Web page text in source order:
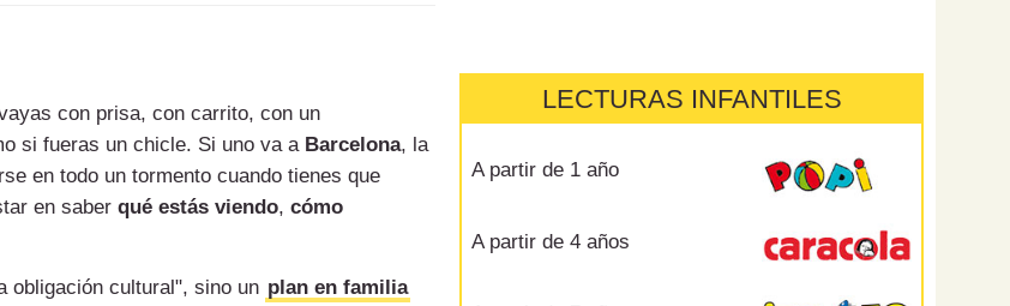
con prisa, con carrito, con un
si fueras un chicle. Si uno va a Barcelona, la
en todo un tormento cuando tienes que
en saber qué estás viendo, cómo
obligación cultural", sino un plan en familia
LECTURAS INFANTILES
A partir de 1 año
A partir de 4 años